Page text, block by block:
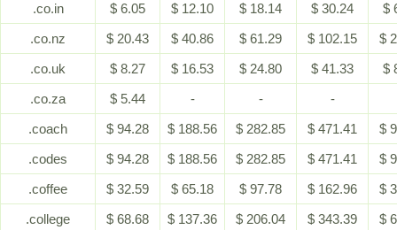
.co.in
$ 6.05 $ 12.10 $ 18.14 $ 30.24
$
.co.nz
$ 20.43 $ 40.86 $ 61.29 $ 102.15
$
.co.uk
$ 8.27 $ 16.53 $ 24.80 $ 41.33
$
.co.za
$ 5.44 - -
-
.coach
$ 94.28 $ 188.56 $ 282.85 $ 471.41
$
.codes
$ 94.28 $ 188.56 $ 282.85 $ 471.41
$
.coffee
$ 32.59 $ 65.18 $ 97.78 $ 162.96
$
.college
$ 68.68 $ 137.36 $ 206.04 $ 343.39
$